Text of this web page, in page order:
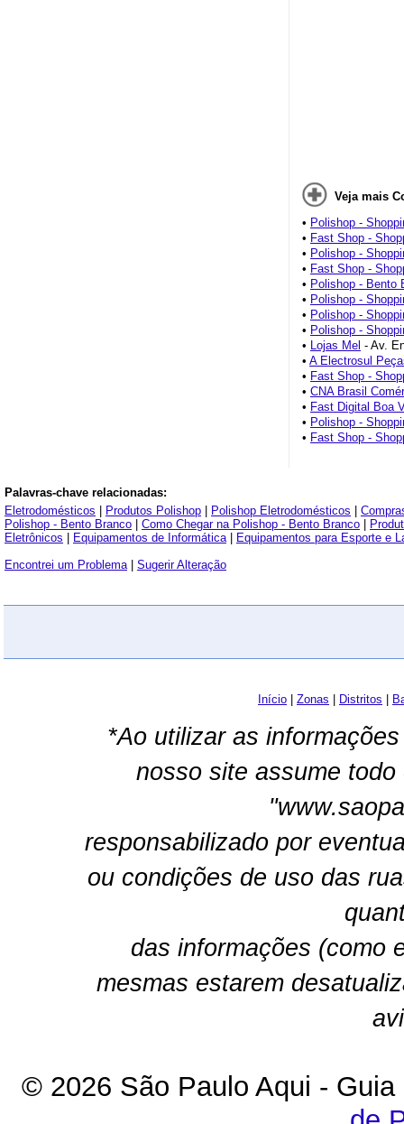
Veja mais
• Polishop -
• Fast Shop -
• Polishop -
• Fast Shop -
• Polishop - Bento
• Polishop -
• Polishop -
• Polishop -
• Lojas Mel - Av.
• A Electrosul
• Fast Shop -
• CNA Brasil
• Fast Digital Boa
• Polishop -
• Fast Shop -
Palavras-chave relacionadas:
Eletrodomésticos
Produtos Polishop Polishop Eletrodomésticos
Polishop - Bento Branco
Como Chegar na Polishop - Bento Branco
Eletrônicos
Equipamentos de Informática|
Equipamentos para Esporte e
Encontrei um Problema| Sugerir Alteração
Início Zonas Distritos
*Ao utilizar as
nosso site assume
responsabilizado por
ou condições de uso das
das informações (como
mesmas estarem
© 2026 São Paulo Aqui -